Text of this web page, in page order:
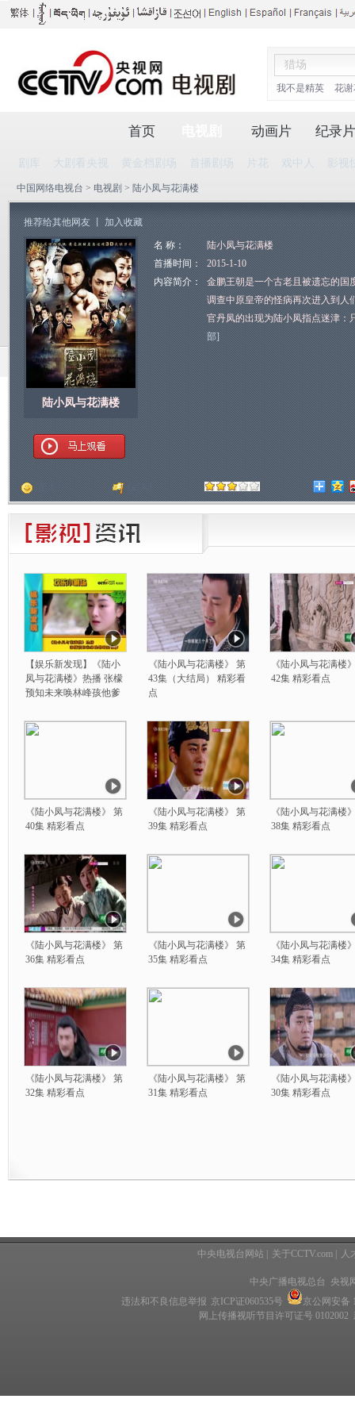
我不是精英 花
首页
剧库 大剧看央视 黄金档剧场 首播剧场 片花 戏中人 影视
动画片 纪录片
中国网络电视台 > 电视剧 > 陆小凤与花满楼
推荐给其他网友 加入收藏
陆小凤与花满楼
名 称：
陆小凤与花满楼
首播时间：
2015-1-10
内容简介：
金鹏王朝是一个古老且被遗忘的国
调查中原皇帝的怪病再次进入到人
官丹凤的出现为陆小凤指点迷津：
部]
【娱乐新发现】《陆小
凤与花满楼》热播 张檬
预知未来唤林峰孩他爹
《陆小凤与花满楼》 第
43集（大结局） 精彩看
点
《陆小凤与花满楼
42集 精彩看点
《陆小凤与花满楼》 第
40集 精彩看点
《陆小凤与花满楼》 第
39集 精彩看点
《陆小凤与花满楼
38集 精彩看点
《陆小凤与花满楼》 第
36集 精彩看点
《陆小凤与花满楼》 第
35集 精彩看点
《陆小凤与花满楼
34集 精彩看点
《陆小凤与花满楼》 第
32集 精彩看点
《陆小凤与花满楼》 第
31集 精彩看点
《陆小凤与花满楼
30集 精彩看点
中央电视台网站 关于CCTV.com 人
中央广播电视总台 央视
违法和不良信息举报 京ICP证060535号
京公网安备
网上传播视听节目许可证号 0102002